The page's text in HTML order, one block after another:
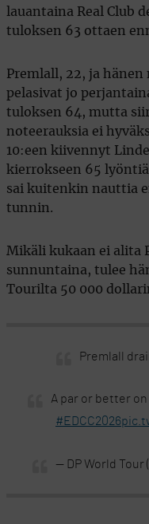
lauantaina Real Club
tuloksen 63 ottaen
Premlall, 22, ja hänen
pelasivat jo
tuloksen 64, mutta
noteerauksia ei
10:een kiivennyt
kierrokseen 65
sai kuitenkin nauttia
tunnin.
Mikäli kukaan ei alita
sunnuntaina, tulee
Tourilta 50 000
Premlall
A par or better
#EDCC2026
— DP World Tour